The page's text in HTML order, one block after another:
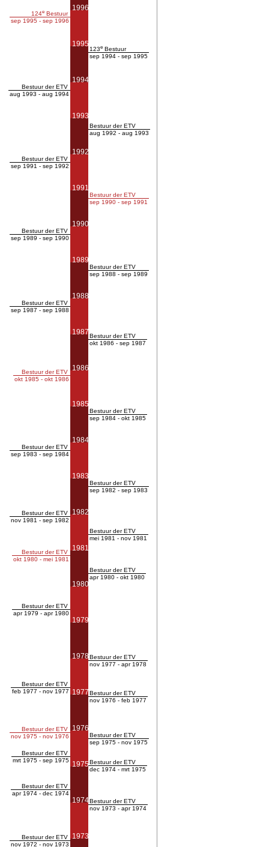
124e Bestuur
sep 1995 - sep 1996
Bestuur der ETV
aug 1993 - aug 1994
Bestuur der ETV
sep 1991 - sep 1992
Bestuur der ETV
sep 1989 - sep 1990
Bestuur der ETV
sep 1987 - sep 1988
Bestuur der ETV
okt 1985 - okt 1986
Bestuur der ETV
sep 1983 - sep 1984
Bestuur der ETV
nov 1981 - sep 1982
Bestuur der ETV
okt 1980 - mei 1981
Bestuur der ETV
apr 1979 - apr 1980
Bestuur der ETV
feb 1977 - nov 1977
Bestuur der ETV
nov 1975 - nov 1976
Bestuur der ETV
mrt 1975 - sep 1975
Bestuur der ETV
apr 1974 - dec 1974
Bestuur der ETV
nov 1972 - nov 1973
1996
1995
1994
1993
1992
1991
1990
1989
1988
1987
1986
1985
1984
1983
1982
1981
1980
1979
1978
1977
1976
1975
1974
1973
123e Bestuur
sep 1994 - sep 1995
Bestuur der ETV
aug 1992 - aug 1993
Bestuur der ETV
sep 1990 - sep 1991
Bestuur der ETV
sep 1988 - sep 1989
Bestuur der ETV
okt 1986 - sep 1987
Bestuur der ETV
sep 1984 - okt 1985
Bestuur der ETV
sep 1982 - sep 1983
Bestuur der ETV
mei 1981 - nov 1981
Bestuur der ETV
apr 1980 - okt 1980
Bestuur der ETV
nov 1977 - apr 1978
Bestuur der ETV
nov 1976 - feb 1977
Bestuur der ETV
sep 1975 - nov 1975
Bestuur der ETV
dec 1974 - mrt 1975
Bestuur der ETV
nov 1973 - apr 1974